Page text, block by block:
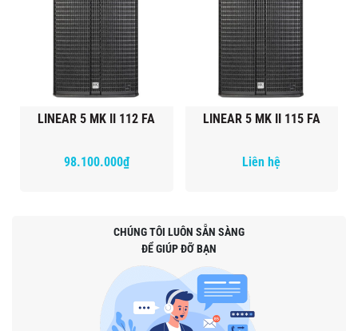
LINEAR 5 MK II 112 FA
98.100.000₫
LINEAR 5 MK II 115 FA
Liên hệ
CHÚNG TÔI LUÔN SẴN SÀNG
ĐỂ GIÚP ĐỠ BẠN